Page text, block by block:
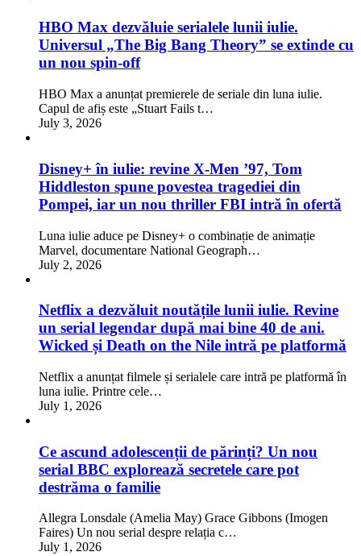
HBO Max dezvăluie serialele lunii iulie.
Universul „The Big Bang Theory” se extinde cu
un nou spin-off
HBO Max a anunțat premierele de seriale din luna iulie.
Capul de afiș este „Stuart Fails t…
July 3, 2026
Disney+ în iulie: revine X-Men ’97, Tom
Hiddleston spune povestea tragediei din
Pompei, iar un nou thriller FBI intră în ofertă
Luna iulie aduce pe Disney+ o combinație de animație
Marvel, documentare National Geograph…
July 2, 2026
Netflix a dezvăluit noutățile lunii iulie. Revine
un serial legendar după mai bine 40 de ani.
Wicked și Death on the Nile intră pe platformă
Netflix a anunțat filmele și serialele care intră pe platformă în
luna iulie. Printre cele…
July 1, 2026
Ce ascund adolescenții de părinți? Un nou
serial BBC explorează secretele care pot
destrăma o familie
Allegra Lonsdale (Amelia May) Grace Gibbons (Imogen
Faires) Un nou serial despre relația c…
July 1, 2026